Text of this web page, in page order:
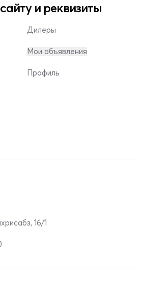
и реквизиты
Дилеры
Мои объявления
Профиль
16/1